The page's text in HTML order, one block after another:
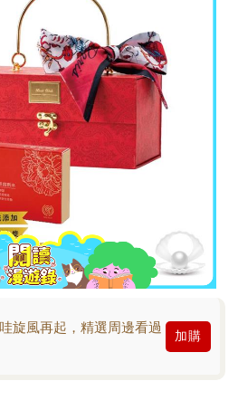
旋風再起，精選周邊看過
加購